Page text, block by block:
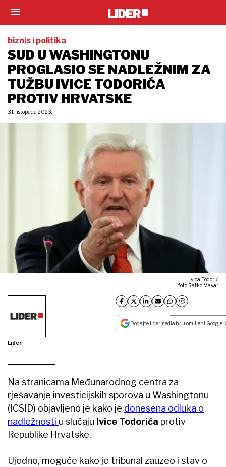
biznis i politika
SUD U WASHINGTONU
PROGLASIO SE NADLEŽNIM ZA
TUŽBU IVICE TODORIĆA
PROTIV HRVATSKE
31. listopada 2023.
Ivica Todorić
foto Ratko Mavar
Lider
Dodajte lidermedia.hr u omiljeni Google
Na stranicama Međunarodnog centra za
rješavanje investicijskih sporova u Washingtonu
(ICSID) objavljeno je kako je donesena odluka o
nadležnosti u slučaju Ivice Todorića protiv
Republike Hrvatske.
Ujedno, moguće kako je tribunal zauzeo i stav o